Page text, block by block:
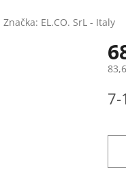
Značka: EL.CO. SrL - Italy